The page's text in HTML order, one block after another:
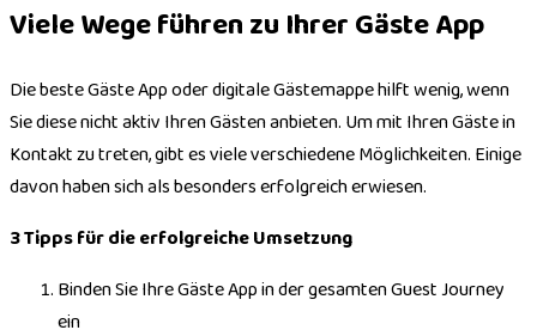
Viele Wege führen zu Ihrer Gäste App
Die beste Gäste App oder digitale Gästemappe hilft wenig, wenn
Sie diese nicht aktiv Ihren Gästen anbieten. Um mit Ihren Gäste in
Kontakt zu treten, gibt es viele verschiedene Möglichkeiten. Einige
davon haben sich als besonders erfolgreich erwiesen.
3 Tipps für die erfolgreiche Umsetzung
Binden Sie Ihre Gäste App in der gesamten Guest Journey
ein